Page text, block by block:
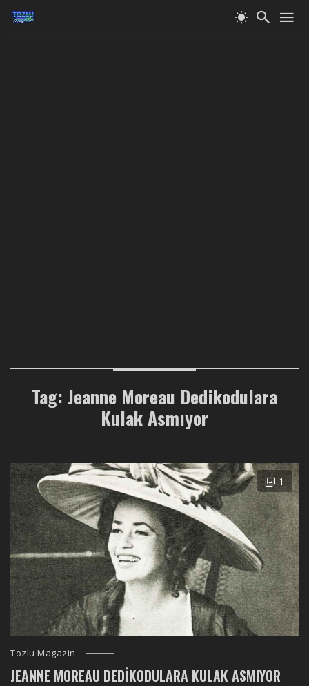
Tag: Jeanne Moreau Dedikodulara
Kulak Asmıyor
1
Tozlu Magazin
JEANNE MOREAU DEDIKODULARA KULAK ASMIYOR